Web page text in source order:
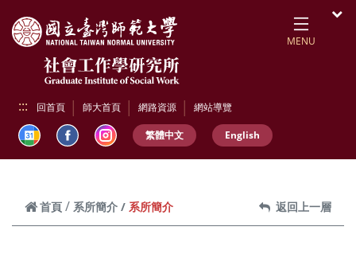
MENU
::: 回首頁 師大首頁 網路資源 網站導覽
繁體中文 English
首頁 系所簡介 系所簡介 返回上一層